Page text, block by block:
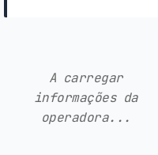
A carregar
informações da
operadora...